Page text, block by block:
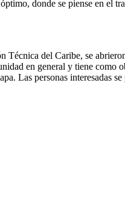
donde se piense en el
del Caribe, se
en general y tiene como
Las personas interesadas se